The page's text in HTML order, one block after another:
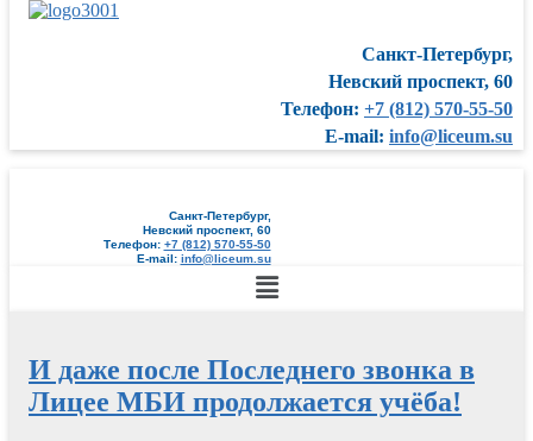
Санкт-Петербург,
Невский проспект, 60
Телефон: +7 (812) 570-55-50
E-mail: info@liceum.su
Санкт-Петербург,
Невский проспект, 60
Телефон: +7 (812) 570-55-50
E-mail: info@liceum.su
Меню
И даже после Последнего звонка в
Лицее МБИ продолжается учёба!